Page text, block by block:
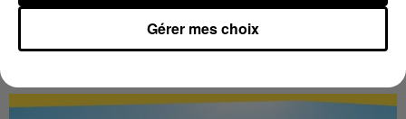
LES VACANCES PASSENT VITE... LES
Gérer mes choix